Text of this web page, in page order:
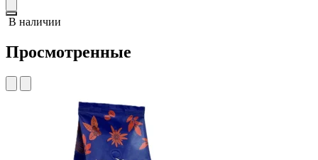
В наличии
Просмотренные